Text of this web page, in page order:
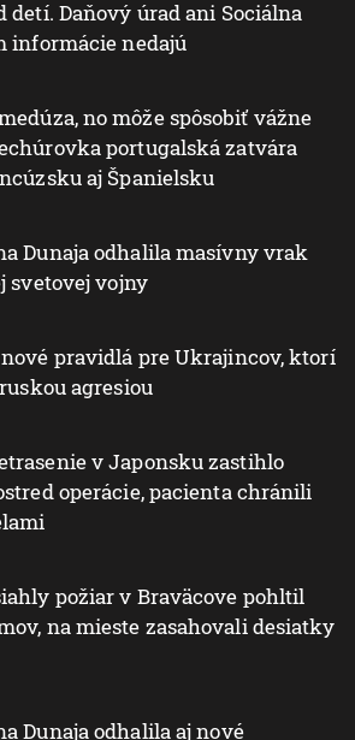
detí. Daňový úrad ani Sociálna
informácie nedajú
no môže spôsobiť vážne
portugalská zatvára
aj Španielsku
Dunaja odhalila masívny vrak
svetovej vojny
pravidlá pre Ukrajincov, ktorí
agresiou
v Japonsku zastihlo
operácie, pacienta chránili
požiar v Braväcove pohltil
na mieste zasahovali desiatky
Dunaja odhalila aj nové